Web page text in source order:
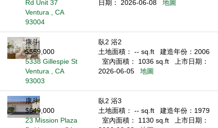
Rd Unit 37
Ventura , CA
93004
日期： 2026-06-08
地圖
康斗
$559,000
5338 Gillespie St
Ventura , CA
93003
臥2 浴2
土地面積： -- sq.ft
建造年份：2006
室內面積： 1036 sq.ft
上市日期：
2026-06-05
地圖
康斗
$649,000
23 Mission Plaza
臥2 浴3
土地面積： -- sq.ft
建造年份：1979
室內面積： 1130 sq.ft
上市日期：